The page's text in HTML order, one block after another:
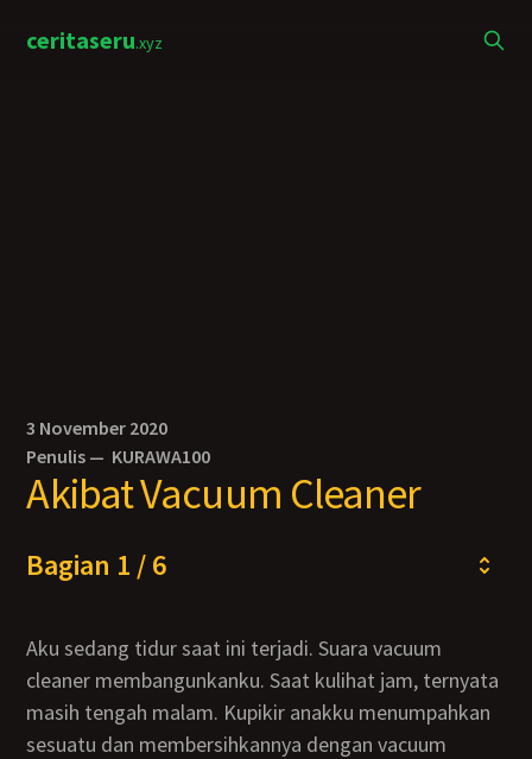
ceritaseru.xyz
3 November 2020
Penulis — KURAWA100
Akibat Vacuum Cleaner
Bagian 1 / 6
Aku sedang tidur saat ini terjadi. Suara vacuum
cleaner membangunkanku. Saat kulihat jam, ternyata
masih tengah malam. Kupikir anakku menumpahkan
sesuatu dan membersihkannya dengan vacuum